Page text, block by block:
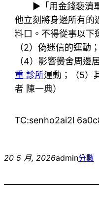
▶「用金錢褻瀆
他立刻將身邊所有的
料口。不得從事以下
（2）偽迷信的運動
（4）影響黌舍周邊
重 診所運動；（5）
者 陳一典）
TC:senho2ai2l
20 5 月, 2026admin分數